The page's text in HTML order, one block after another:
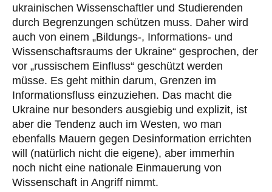
ukrainischen Wissenschaftler und Studierenden
durch Begrenzungen schützen muss. Daher wird
auch von einem „Bildungs-, Informations- und
Wissenschaftsraums der Ukraine“ gesprochen, der
vor „russischem Einfluss“ geschützt werden
müsse. Es geht mithin darum, Grenzen im
Informationsfluss einzuziehen. Das macht die
Ukraine nur besonders ausgiebig und explizit, ist
aber die Tendenz auch im Westen, wo man
ebenfalls Mauern gegen Desinformation errichten
will (natürlich nicht die eigene), aber immerhin
noch nicht eine nationale Einmauerung von
Wissenschaft in Angriff nimmt.